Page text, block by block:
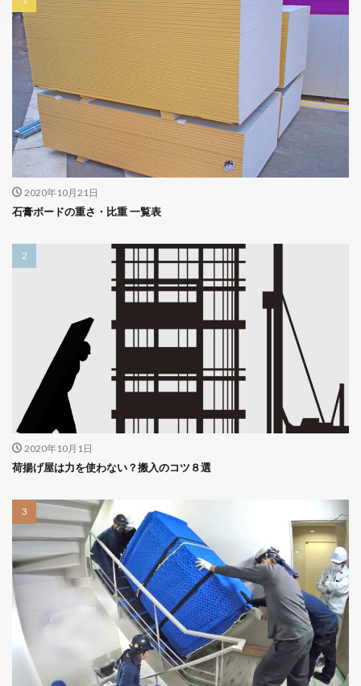
2020年10月21日
石膏ボードの重さ・比重 一覧表
2020年10月1日
荷揚げ屋は力を使わない？搬入のコツ８選